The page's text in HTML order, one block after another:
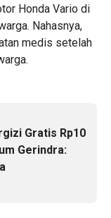
Honda Vario di
Nahasnya,
medis setelah
Gratis Rp10
Gerindra: